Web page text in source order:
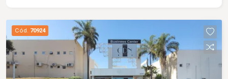
Cód. 70924